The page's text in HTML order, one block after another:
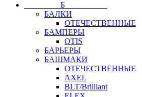
⠀⠀⠀⠀⠀⠀Б⠀⠀⠀⠀⠀⠀⠀
БАЛКИ
ОТЕЧЕСТВЕННЫЕ
БАМПЕРЫ
OTIS
БАРЬЕРЫ
БАШМАКИ
ОТЕЧЕСТВЕННЫЕ
AXEL
BLT/Brilliant